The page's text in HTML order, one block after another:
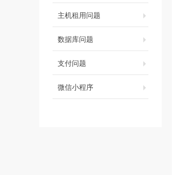
主机租用问题
数据库问题
支付问题
微信小程序